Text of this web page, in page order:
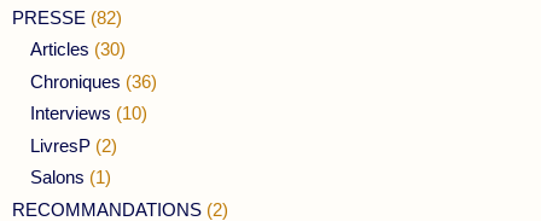
PRESSE (82)
Articles (30)
Chroniques (36)
Interviews (10)
LivresP (2)
Salons (1)
RECOMMANDATIONS (2)